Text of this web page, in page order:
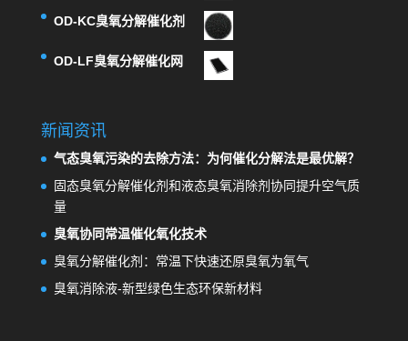
OD-KC臭氧分解催化剂
OD-LF臭氧分解催化网
新闻资讯
气态臭氧污染的去除方法：为何催化分解法是最优解？
固态臭氧分解催化剂和液态臭氧消除剂协同提升空气质
量
臭氧协同常温催化氧化技术
臭氧分解催化剂：常温下快速还原臭氧为氧气
臭氧消除液-新型绿色生态环保新材料